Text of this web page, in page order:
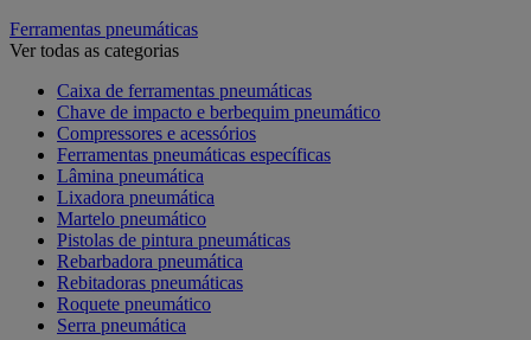
Ferramentas pneumáticas
Ver todas as categorias
Caixa de ferramentas pneumáticas
Chave de impacto e berbequim pneumático
Compressores e acessórios
Ferramentas pneumáticas específicas
Lâmina pneumática
Lixadora pneumática
Martelo pneumático
Pistolas de pintura pneumáticas
Rebarbadora pneumática
Rebitadoras pneumáticas
Roquete pneumático
Serra pneumática